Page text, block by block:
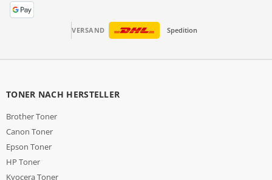
VERSAND Spedition
TONER NACH HERSTELLER
Brother Toner
Canon Toner
Epson Toner
HP Toner
Kyocera Toner